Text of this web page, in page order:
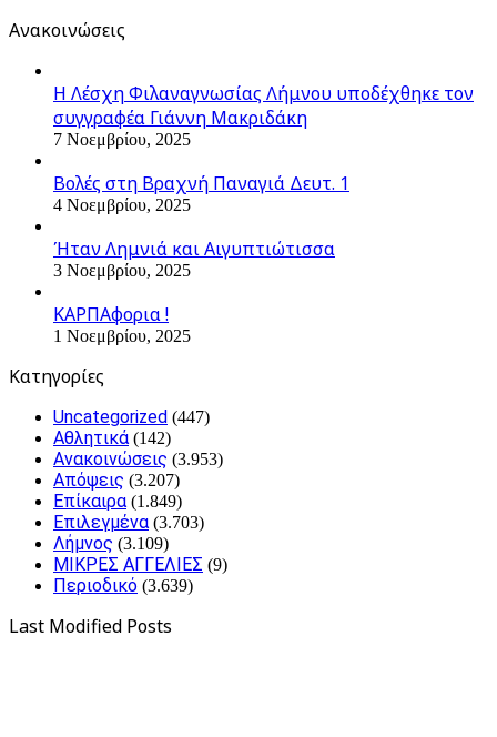
Ανακοινώσεις
Η Λέσχη Φιλαναγνωσίας Λήμνου υποδέχθηκε τον
συγγραφέα Γιάννη Μακριδάκη
7 Νοεμβρίου, 2025
Βολές στη Βραχνή Παναγιά Δευτ. 1
4 Νοεμβρίου, 2025
Ήταν Λημνιά και Αιγυπτιώτισσα
3 Νοεμβρίου, 2025
ΚΑΡΠΑφορια !
1 Νοεμβρίου, 2025
Kατηγορίες
Uncategorized (447)
Αθλητικά (142)
Ανακοινώσεις (3.953)
Απόψεις (3.207)
Επίκαιρα (1.849)
Επιλεγμένα (3.703)
Λήμνος (3.109)
ΜΙΚΡΕΣ ΑΓΓΕΛΙΕΣ (9)
Περιοδικό (3.639)
Last Modified Posts